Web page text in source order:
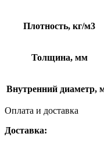
Плотность, кг/м3
Толщина, мм
Внутренний диаметр,
Оплата и доставка
Доставка: